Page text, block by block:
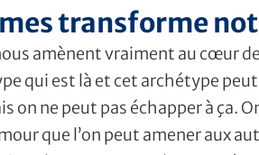
transforme
amènent vraiment au cœur
qui est là et cet archétype
on ne peut pas échapper à ça.
que l’on peut amener aux